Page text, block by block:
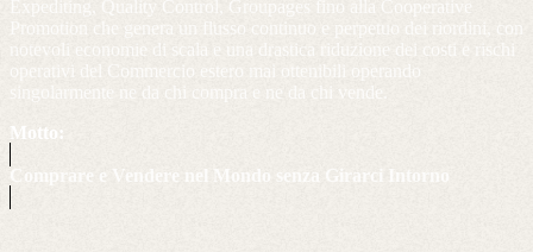
Expediting, Quality Control, Groupages fino alla Cooperative
Promotion che genera un flusso continuo e perpetuo dei riordini, con
notevoli economie di scala e una drastica riduzione dei costi e rischi
operativi del Commercio estero mai ottenibili operando
singolarmente ne da chi compra e ne da chi vende.
Motto:
Comprare e Vendere nel Mondo senza Girarci Intorno